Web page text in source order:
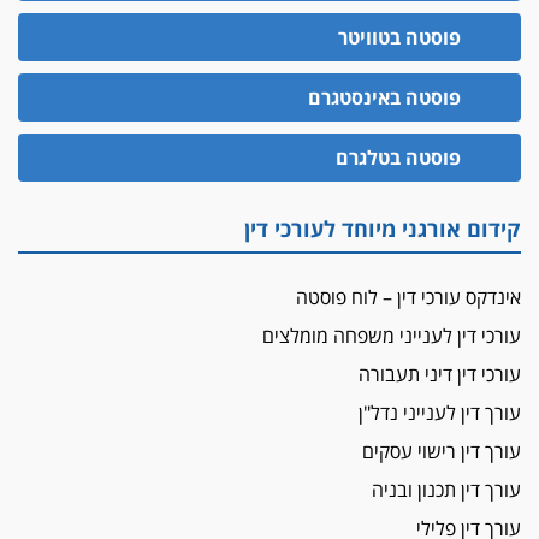
עו"ד גיל פרידמן והרפתקאות אופנוע השטח שלו
הזכות לטנף
זוכה עורך-דין שהשווה את ברק לסינוואר ואת
"הבמות של קפלן" לחמאס
מאסר בפועל לעו"ד מהצפון שהגיש תביעות
פיקטיביות בשם פלסטינים
על המידתיות
עורכת-דין שהביעה שמחה ב-7 באוקטובר
אשם
עו"ד הלל בבייב הורשע בהונאת עשרות לקוחות,
דין ומקרקעין
פוסטה בטוויטר
פוסטה באינסטגרם
פוסטה בטלגרם
קידום אורגני מיוחד לעורכי דין
אינדקס עורכי דין – לוח פוסטה
עורכי דין לענייני משפחה מומלצים
עורכי דין דיני תעבורה
עורך דין לענייני נדל"ן
עורך דין רישוי עסקים
עורך דין תכנון ובניה
עורך דין פלילי